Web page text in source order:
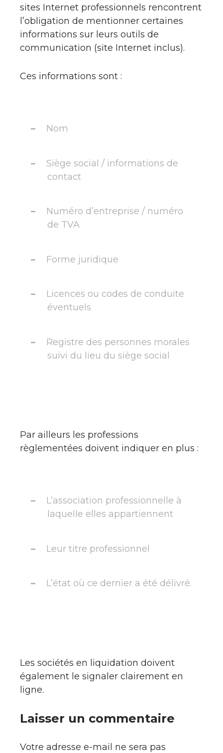
sites Internet professionnels rencontrent
l’obligation de mentionner certaines
informations sur leurs outils de
communication (site Internet inclus).
Ces informations sont :
Nom
Siège social / informations de
contact
Numéro d’entreprise / numéro
de TVA
Forme juridique
Licences ou codes de conduite
éventuels
Registre des personnes morales
suivi du lieu du siège social
Par ailleurs les professions
règlementées doivent indiquer en plus :
L’association professionnelle à
laquelle elles appartiennent
Leur titre professionnel
L’état où ce dernier a été délivré.
Les sociétés en liquidation doivent
également le signaler clairement en
ligne.
Laisser un commentaire
Votre adresse e-mail ne sera pas